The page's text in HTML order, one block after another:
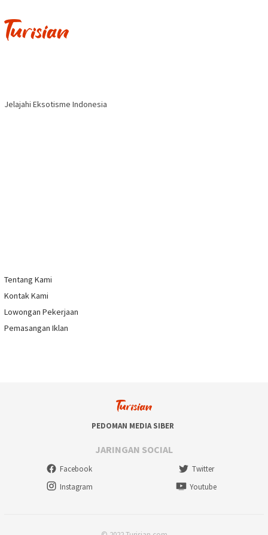
Jelajahi Eksotisme Indonesia
Tentang Kami
Kontak Kami
Lowongan Pekerjaan
Pemasangan Iklan
PEDOMAN MEDIA SIBER
JARINGAN SOCIAL
Facebook
Twitter
Instagram
Youtube